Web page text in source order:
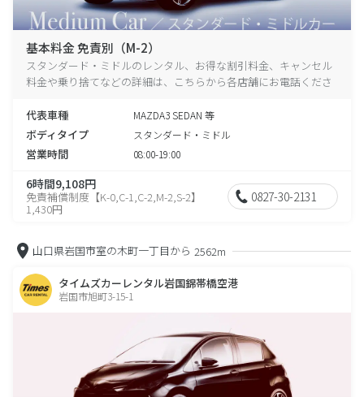
基本料金 免責別（M-2）
スタンダード・ミドルのレンタル、お得な割引料金、キャンセル
料金や乗り捨てなどの詳細は、こちらから各店舗にお電話くださ
代表車種
MAZDA3 SEDAN 等
ボディタイプ スタンダード・ミドル
営業時間 08:00-19:00
6時間9,108円
免責補償制度【K-0,C-1,C-2,M-2,S-2】
1,430円
0827-30-2131
山口県岩国市室の木町一丁目から 2562m
タイムズカーレンタル岩国錦帯橋空港
岩国市旭町3-15-1